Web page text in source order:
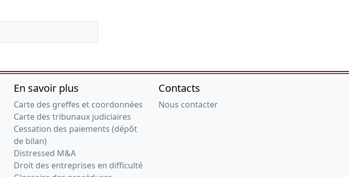
En savoir plus
Carte des greffes et coordonnées
Carte des tribunaux judiciaires
Cessation des paiements (dépôt
de bilan)
Distressed M&A
Droit des entreprises en difficulté
Contacts
Nous contacter